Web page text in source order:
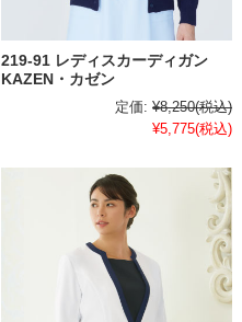
219-91 レディスカーディガン
KAZEN・カゼン
定価: ¥8,250(税込)
¥5,775(税込)